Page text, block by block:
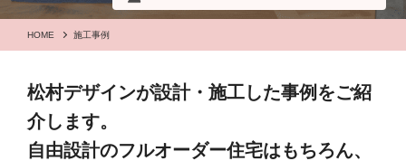
HOME 施工事例
松村デザインが設計・施工した事例をご紹
介します。
自由設計のフルオーダー住宅はもちろん、